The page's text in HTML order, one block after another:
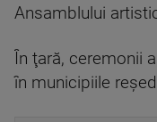
Ansamblului
În ţară, ceremonii
în municipiile